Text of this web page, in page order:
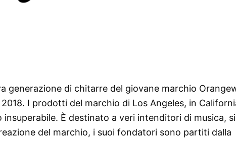
generazione di chitarre del giovane marchio
I prodotti del marchio di Los Angeles, in
È destinato a veri intenditori di musica,
del marchio, i suoi fondatori sono partiti dalla